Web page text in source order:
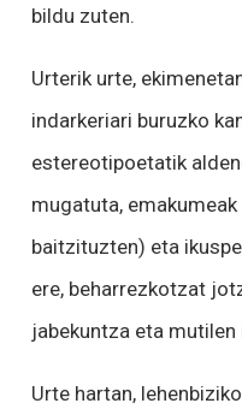
bildu zuten.
Urterik urte,
indarkeriari buruzko
estereotipoetatik
mugatuta,
baitzituzten) eta
ere, beharrezkotzat
jabekuntza eta
Urte hartan,